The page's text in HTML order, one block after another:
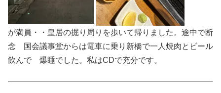
が満員・・皇居の掘り周りを歩いて帰りました。途中で断
念 国会議事堂からは電車に乗り新橋で一人焼肉とビール
飲んで 爆睡でした。私はCDで充分です。